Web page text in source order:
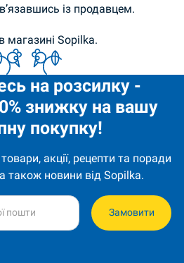
із продавцем.
магазині Sopilka.
на розсилку -
знижку на вашу
покупку!
акції, рецепти та поради
також новини від Sopilka.
Замовити